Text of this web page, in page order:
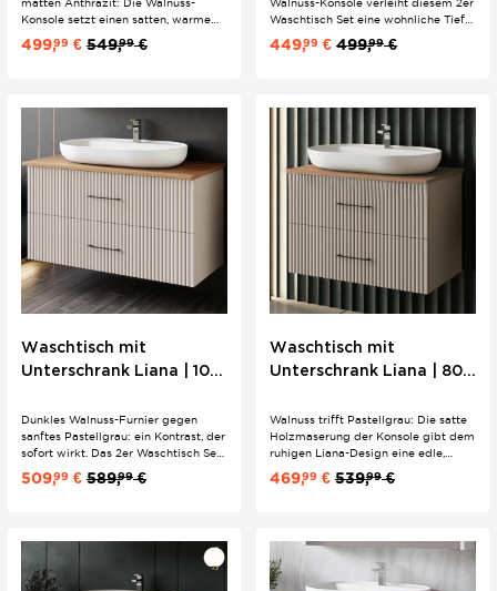
matten Anthrazit: Die Walnuss-
Konsole setzt einen satten, warmen
Unterschrank mit zwei Softclose-
499,99 € 549,99€
Walnuss-Konsole verleiht diesem 2er
Waschtisch Set eine wohnliche Tiefe,
aufwertet. Dazu ein mattes
449,99 € 499,99€
Waschtisch mit
Unterschrank Liana | 100
Riffeloptik Bügelgriffe
Dunkles Walnuss-Furnier gegen
sanftes Pastellgrau: ein Kontrast, der
sofort wirkt. Das 2er Waschtisch Set
schwarzen Metallgriffen, Softclose-
509,99 € 589,99€
Waschtisch mit
Unterschrank Liana | 80
Riffeloptik Bügelgriffe
Walnuss trifft Pastellgrau: Die satte
Holzmaserung der Konsole gibt dem
ruhigen Liana-Design eine edle,
durchdacht – mit schwarzen
469,99 € 539,99€